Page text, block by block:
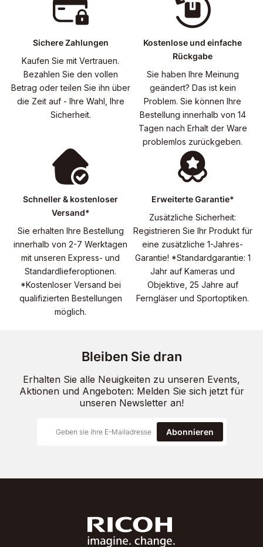
Sichere Zahlungen
Kaufen Sie mit Vertrauen.
Bezahlen Sie den vollen
Betrag oder teilen Sie ihn über
die Zeit auf - Ihre Wahl, Ihre
Sicherheit.
Kostenlose und einfache
Rückgabe
Sie haben Ihre Meinung
geändert? Das ist kein
Problem. Sie können Ihre
Bestellung innerhalb von 14
Tagen nach Erhalt der Ware
problemlos zurückgeben.
Schneller & kostenloser
Versand*
Sie erhalten Ihre Bestellung
innerhalb von 2-7 Werktagen
mit unseren Express- und
Standardlieferoptionen.
*Kostenloser Versand bei
qualifizierten Bestellungen
möglich.
Erweiterte Garantie*
Zusätzliche Sicherheit:
Registrieren Sie Ihr Produkt für
eine zusätzliche 1-Jahres-
Garantie! *Standardgarantie: 1
Jahr auf Kameras und
Objektive, 25 Jahre auf
Ferngläser und Sportoptiken.
Bleiben Sie dran
Erhalten Sie alle Neuigkeiten zu unseren Events,
Aktionen und Angeboten: Melden Sie sich jetzt für
unseren Newsletter an!
Abonnieren